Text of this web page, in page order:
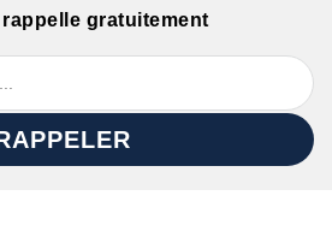
gratuitement